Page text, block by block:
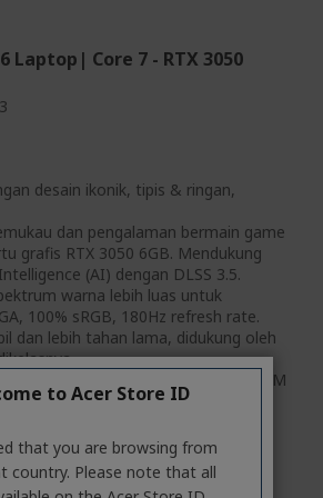
Laptop| Core 7 - RTX 3050
desain ikonik, tipis & ringan,
dan pengalaman bermain game
grafis RTX 3050 6GB. Mendukung
(AI) dengan DLSS 3.5.
warna lebih luas untuk
100% sRGB, 180Hz refresh rate.
dan lebih tahan lama, didukung oleh
transfer data dengan ThunderboltTM
3.0.
7 processor 240H
GeForce RTX™ 3050
to Acer Store ID
that you are browsing from
country. Please note that all